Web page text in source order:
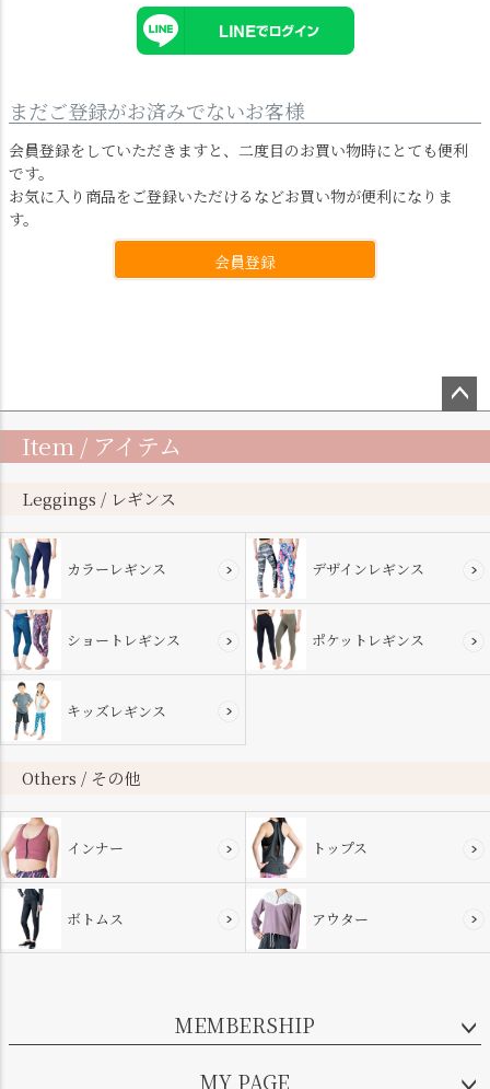
まだご登録がお済みでないお客様
会員登録をしていただきますと、二度目のお買い物時にとても便利
です。
お気に入り商品をご登録いただけるなどお買い物が便利になりま
す。
会員登録
ップ
Item / アイテム
Leggings / レギンス
カラーレギンス デザインレギンス
ショートレギンス ポケットレギンス
キッズレギンス
Others / その他
インナー トップス
ボトムス アウター
MEMBERSHIP
MY PAGE